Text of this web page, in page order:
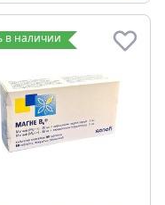
в наличии